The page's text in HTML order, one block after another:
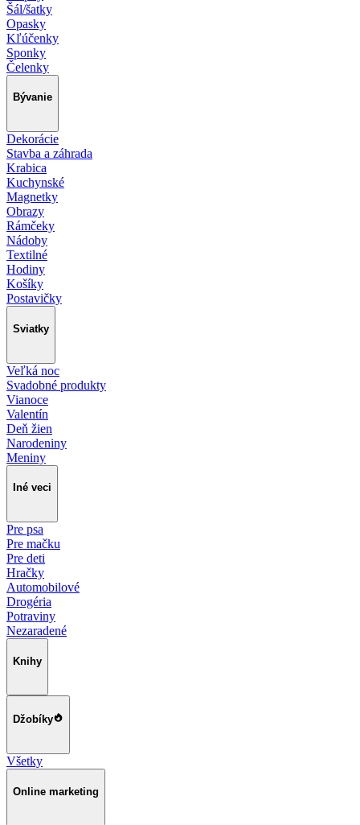
Šál/šatky
Opasky
Kľúčenky
Sponky
Čelenky
Bývanie
Dekorácie
Stavba a záhrada
Krabica
Kuchynské
Magnetky
Obrazy
Rámčeky
Nádoby
Textilné
Hodiny
Košíky
Postavičky
Sviatky
Veľká noc
Svadobné produkty
Vianoce
Valentín
Deň žien
Narodeniny
Meniny
Iné veci
Pre psa
Pre mačku
Pre deti
Hračky
Automobilové
Drogéria
Potraviny
Nezaradené
Knihy
Džobíky
Všetky
Online marketing